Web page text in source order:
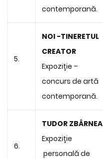
contemporană.
5.
NOI -TINERETUL
CREATOR
Expoziție –
concurs de artă
contemporană.
6.
TUDOR ZBÂRNEA
Expoziție
personală de